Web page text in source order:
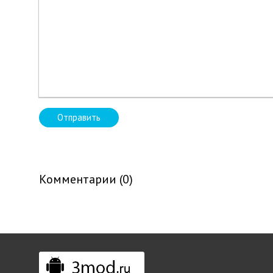
Отправить
Комментарии (0)